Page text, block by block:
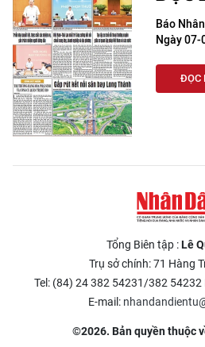
Báo
Ngày
ĐỌC
Tổng Biên tập :Lê
Trụ sở chính: 71 Hàng
Tel: (84) 24 382 54231/382
E-mail:
©2026. Bản quyền thuộc